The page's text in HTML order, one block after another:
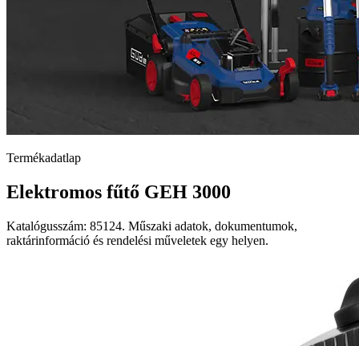
Termékadatlap
Elektromos fűtő GEH 3000
Katalógusszám: 85124. Műszaki adatok, dokumentumok,
raktárinformáció és rendelési műveletek egy helyen.